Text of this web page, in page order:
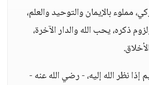
مملوء بالإيمان والتوحيد والعلم،
ذكره، يحب الله والدار الآخرة،
إذا نظر الله إليه، - رضي الله عنه -